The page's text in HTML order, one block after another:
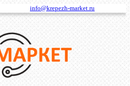
info@krepezh-market.ru